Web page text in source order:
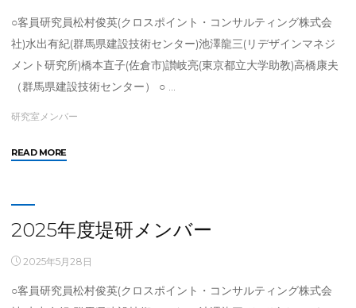
○客員研究員松村俊英(クロスポイント・コンサルティング株式会
社)水出有紀(群馬県建設技術センター)池澤龍三(リデザインマネジ
メント研究所)橋本直子(佐倉市)讃岐亮(東京都立大学助教)高橋康夫
（群馬県建設技術センター） ○ …
研究室メンバー
READ MORE"2026
研
メ
ン
ー"
2025年度堤研メンバー
2025年5月28日
○客員研究員松村俊英(クロスポイント・コンサルティング株式会